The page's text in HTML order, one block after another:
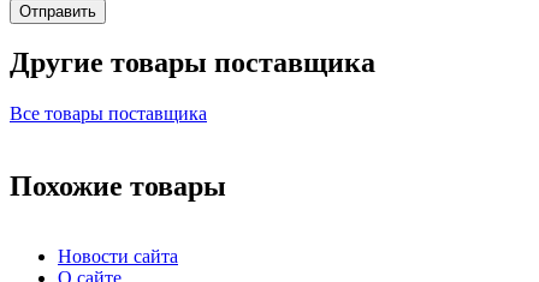
Другие товары поставщика
Все товары поставщика
Похожие товары
Новости сайта